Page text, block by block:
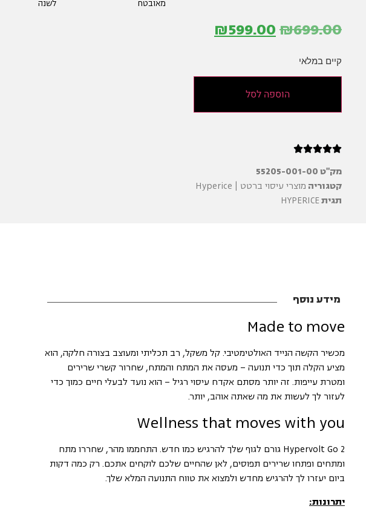
מאובטח
לשנה
₪699.00
₪599.00
קיים במלאי
הוספה לסל





מק"ט55205-001-00
קטגוריה מוצרי עיסוי ברטט | Hyperice
תגיתHYPERICE
מידע נוסף
Made to move
מכשיר הקשה הנייד האולטימטיבי. קל משקל, רב תכליתי ומעוצב בצורה חלקה, הוא
מציע הקלה תוך כדי תנועה – מעסה את המתח והמתח, שחרור קשרי שרירים
ומטרת עייפות. זה יותר מסתם אקדח עיסוי רגיל – הוא נועד לבעלי חיים כמוך כדי
לעזור לך לעשות את מה שאתה אוהב, יותר.
Wellness that moves with you
Hypervolt Go 2 גורם לגוף שלך להרגיש כמו חדש. התחממו מהר, שחררו מתח
ומתחים ופתחו שרירים תפוסים, לאן שהחיים שלכם לוקחים אתכם. רק כמה דקות
ביום יעזרו לך להרגיש מחדש ולמצוא את טווח התנועה המלא שלך.
יתרונות: